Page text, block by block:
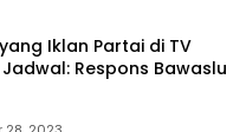
Iklan Partai di TV
Respons Bawaslu